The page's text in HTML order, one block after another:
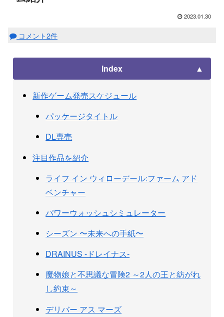
2023.01.30
コメント2件
Index
新作ゲーム発売スケジュール
パッケージタイトル
DL専売
注目作品を紹介
ライフ イン ウィローデール:ファーム アド
ベンチャー
パワーウォッシュシミュレーター
シーズン 〜未来への手紙〜
DRAINUS -ドレイナス-
魔物娘と不思議な冒険2 ～2人の王と紡がれ
し約束～
デリバー アス マーズ